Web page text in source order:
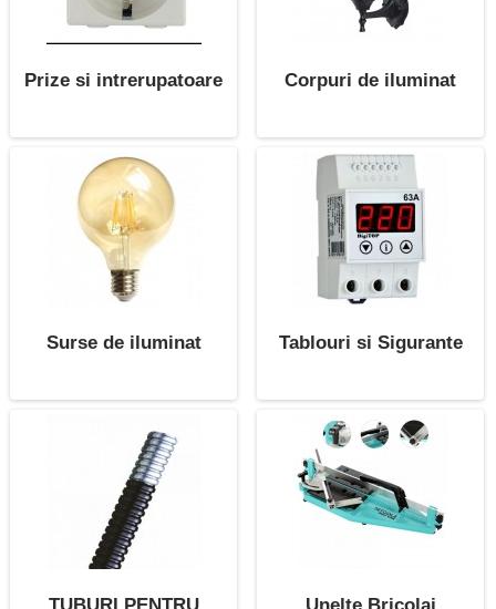
Prize si intrerupatoare Corpuri de iluminat
Surse de iluminat Tablouri si Sigurante
TUBURI PENTRU Unelte Bricolaj